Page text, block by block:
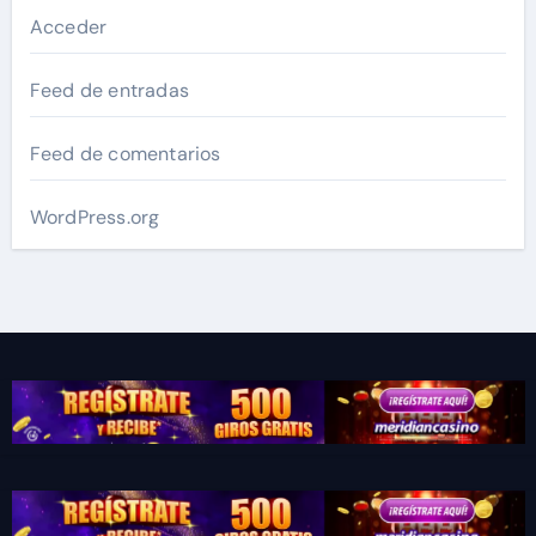
Acceder
Feed de entradas
Feed de comentarios
WordPress.org